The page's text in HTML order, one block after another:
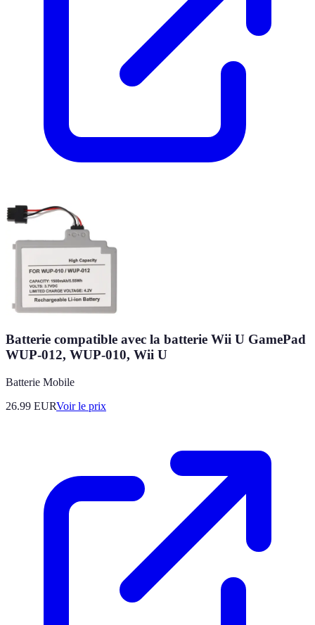
Batterie compatible avec la batterie Wii U GamePad
WUP-012, WUP-010, Wii U
Batterie Mobile
26.99 EURVoir le prix